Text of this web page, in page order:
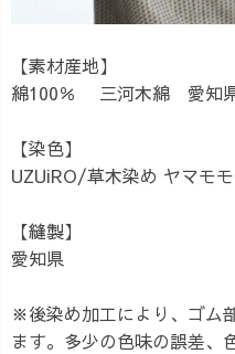
【素材産地】
綿100％ 三河木綿 愛知
【染色】
UZUiRO/草木染め ヤマモ
【縫製】
愛知県
※後染め加工により、ゴム
ます。多少の色味の誤差、